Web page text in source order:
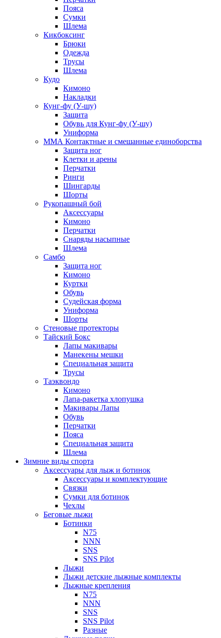
Пояса
Сумки
Шлема
Кикбоксинг
Брюки
Одежда
Трусы
Шлема
Кудо
Кимоно
Накладки
Кунг-фу (У-шу)
Защита
Обувь для Кунг-фу (У-шу)
Униформа
ММА Контактные и смешанные единоборства
Защита ног
Клетки и арены
Перчатки
Ринги
Шингарды
Шорты
Рукопашный бой
Аксессуары
Кимоно
Перчатки
Снаряды насыпные
Шлема
Самбо
Защита ног
Кимоно
Куртки
Обувь
Судейская форма
Униформа
Шорты
Стеновые протекторы
Тайский Бокс
Лапы макивары
Манекены мешки
Специальная защита
Трусы
Таэквондо
Кимоно
Лапа-ракетка хлопушка
Макивары Лапы
Обувь
Перчатки
Пояса
Специальная защита
Шлема
Зимние виды спорта
Аксессуары для лыж и ботинок
Аксессуары и комплектующие
Связки
Сумки для ботинок
Чехлы
Беговые лыжи
Ботинки
N75
NNN
SNS
SNS Pilot
Лыжи
Лыжи детские лыжные комплекты
Лыжные крепления
N75
NNN
SNS
SNS Pilot
Разные